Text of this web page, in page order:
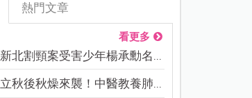
熱門文章
看更多
新北割頸案受害少年楊承勳名...
立秋後秋燥來襲！中醫教養肺...